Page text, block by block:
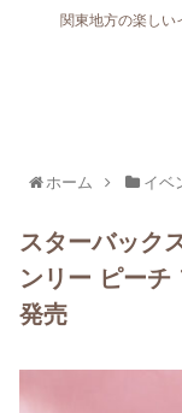
関東地方の楽しい
ホーム イベ
スターバック
ンリー ピーチ
発売